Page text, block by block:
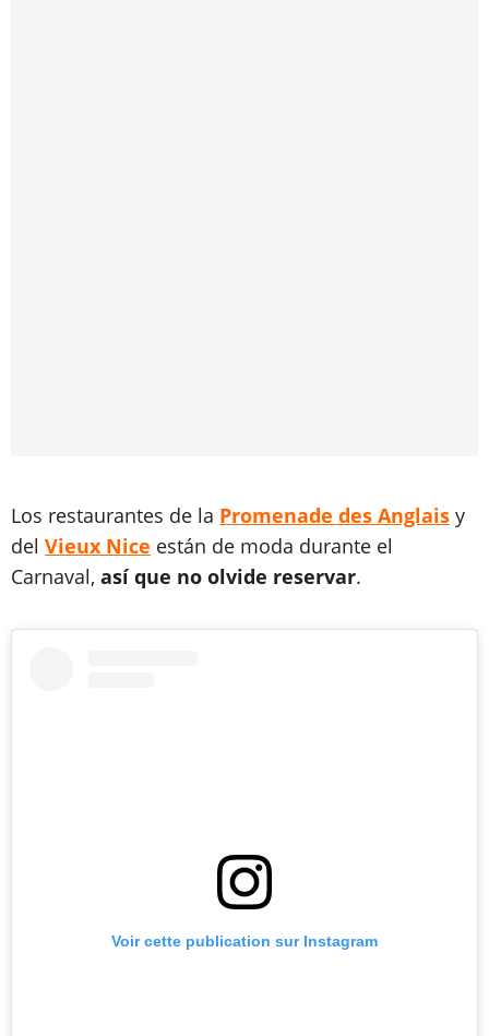
Los restaurantes de la Promenade des Anglais y
del Vieux Nice están de moda durante el
Carnaval, así que no olvide reservar.
Voir cette publication sur Instagram